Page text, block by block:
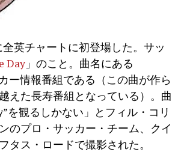
英チャートに初登場した。サッ
Day 」のこと。曲名にある
ー情報番組である（この曲が作ら
えた長寿番組となっている）。曲
を観るしかない」とフィル・コリ
のプロ・サッカー・チーム、クイ
ス・ロードで撮影された。